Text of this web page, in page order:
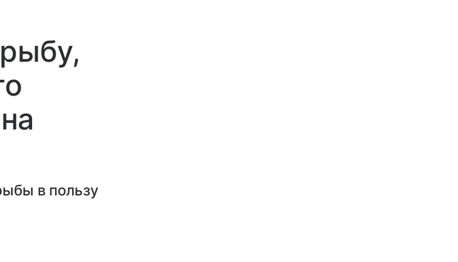
в пользу